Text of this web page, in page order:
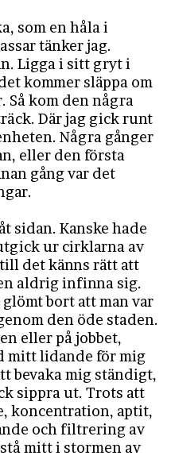
som en håla i
tänker jag.
Ligga i sitt gryt i
kommer släppa om
Så kom den några
Där jag gick runt
Några gånger
eller den första
gång var det
sidan. Kanske hade
ur cirklarna av
till det känns rätt att
aldrig infinna sig.
bort att man var
den öde staden.
eller på jobbet,
mitt lidande för mig
bevaka mig ständigt,
sippra ut. Trots att
koncentration, aptit,
och filtrering av
mitt i stormen av